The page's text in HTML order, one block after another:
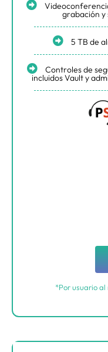
grabación y
5 TB de
Controles de
incluidos Vault y
*Por usuario al